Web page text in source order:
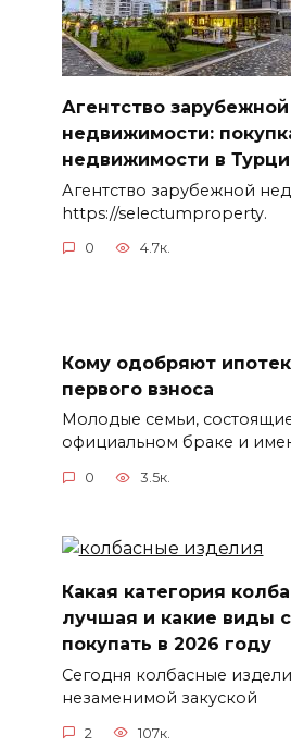
Агентство зарубежной
недвижимости:
недвижимости в
Агентство зарубежной
https://selectumproperty.
0 4.7к.
Кому одобряют
первого взноса
Молодые семьи,
официальном браке и
0 3.5к.
Какая категория
лучшая и какие виды
покупать в 2026 году
Сегодня колбасные
незаменимой закуской
2 107к.